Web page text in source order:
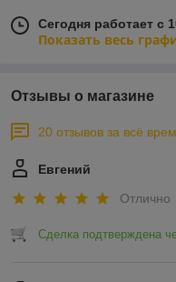
Сегодня работает с
Показать весь
Отзывы о магазине
20 отзывов за всё
Евгений
Отлично
Сделка подтверждена